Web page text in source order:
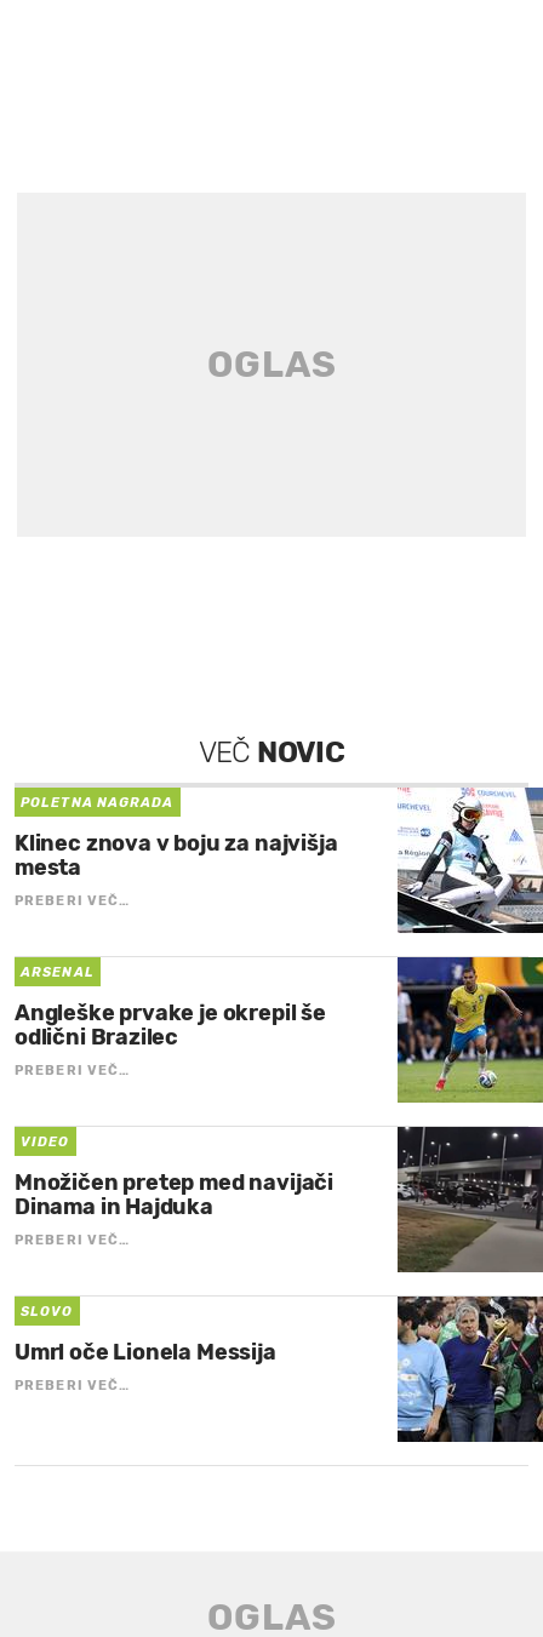
VEČ NOVIC
POLETNA NAGRADA
Klinec znova v boju za najvišja
mesta
PREBERI VEČ…
ARSENAL
Angleške prvake je okrepil še
odlični Brazilec
PREBERI VEČ…
VIDEO
Množičen pretep med navijači
Dinama in Hajduka
PREBERI VEČ…
SLOVO
Umrl oče Lionela Messija
PREBERI VEČ…